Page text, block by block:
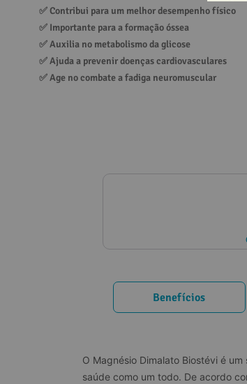
✅ Contribui para um melhor desempenho físico
✅ Importante para a formação óssea
✅ Auxilia no metabolismo da glicose
✅ Ajuda a prevenir doenças cardiovasculares
✅ Age no combate a fadiga neuromuscular
Benefícios
O Magnésio Dimalato Biostévi é
saúde como um todo. De acordo
10º vitamina